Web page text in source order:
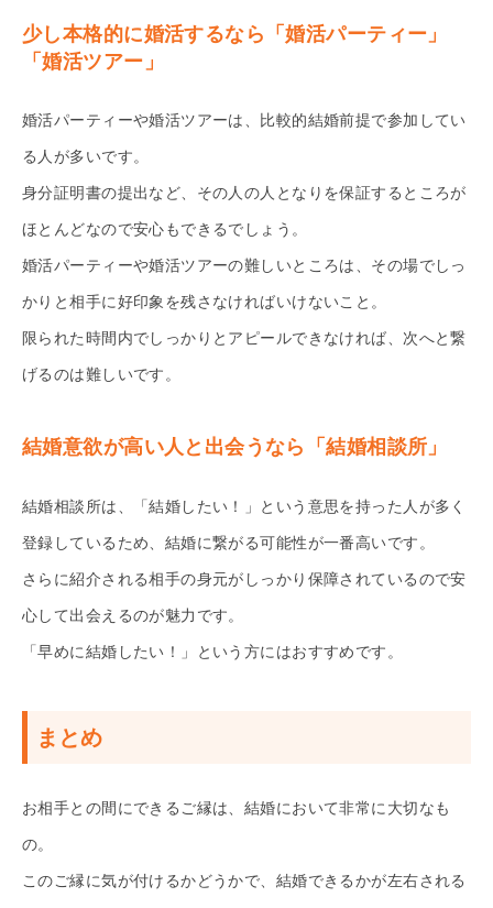
少し本格的に婚活するなら「婚活パーティー」
「婚活ツアー」
婚活パーティーや婚活ツアーは、比較的結婚前提で参加してい
る人が多いです。
身分証明書の提出など、その人の人となりを保証するところが
ほとんどなので安心もできるでしょう。
婚活パーティーや婚活ツアーの難しいところは、その場でしっ
かりと相手に好印象を残さなければいけないこと。
限られた時間内でしっかりとアピールできなければ、次へと繋
げるのは難しいです。
結婚意欲が高い人と出会うなら「結婚相談所」
結婚相談所は、「結婚したい！」という意思を持った人が多く
登録しているため、結婚に繋がる可能性が一番高いです。
さらに紹介される相手の身元がしっかり保障されているので安
心して出会えるのが魅力です。
「早めに結婚したい！」という方にはおすすめです。
まとめ
お相手との間にできるご縁は、結婚において非常に大切なも
の。
このご縁に気が付けるかどうかで、結婚できるかが左右される